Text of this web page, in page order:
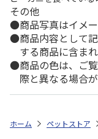
その他
商品写真はイメー
商品内容として
する商品に含ま
商品の色は、ご
際と異なる場合が
ホーム ペットストア